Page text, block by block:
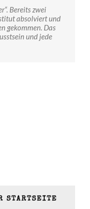
Bereits zwei
absolviert und
gekommen. Das
und jede
STARTSEITE